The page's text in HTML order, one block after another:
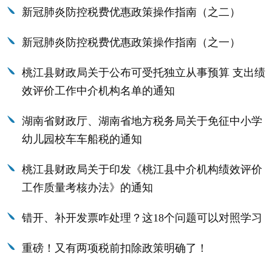
新冠肺炎防控税费优惠政策操作指南（之二）
新冠肺炎防控税费优惠政策操作指南（之一）
桃江县财政局关于公布可受托独立从事预算 支出绩
效评价工作中介机构名单的通知
湖南省财政厅、湖南省地方税务局关于免征中小学
幼儿园校车车船税的通知
桃江县财政局关于印发《桃江县中介机构绩效评价
工作质量考核办法》的通知
错开、补开发票咋处理？这18个问题可以对照学习
重磅！又有两项税前扣除政策明确了！